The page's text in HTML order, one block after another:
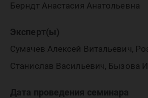
Берндт Анастасия Анатольевна
Эксперт(ы)
Сумачев Алексей Витальевич,
Станислав Васильевич, Бызова
Дата проведения семинара